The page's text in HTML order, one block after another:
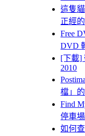
這隻
正經
Free
DVD
[下載]
2010
檔」
Find
停車
如何